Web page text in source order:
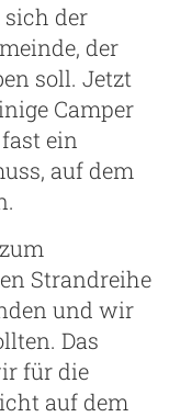
der
der
soll. Jetzt
Camper
ein
auf dem
Strandreihe
und wir
Das
für die
auf dem